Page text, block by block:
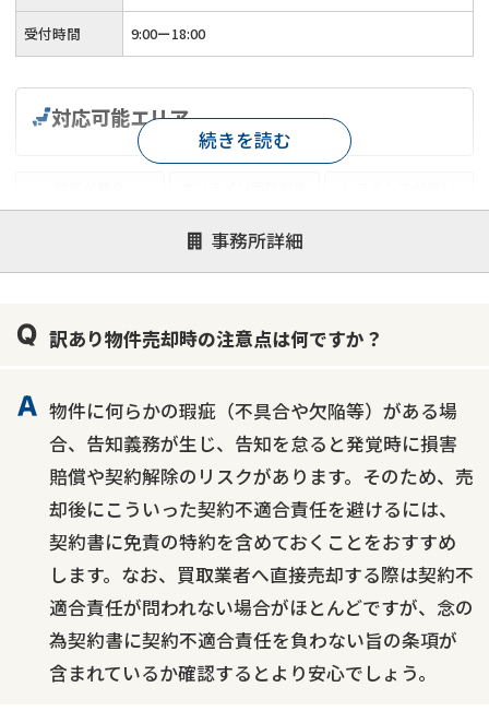
受付時間 9:00ー18:00
事務所詳細
対応可能エリア
続きを読む
訳あり物件売却時の注意点は何ですか？
物件に何らかの瑕疵（不具合や欠陥等）がある場
合、告知義務が生じ、告知を怠ると発覚時に損害
賠償や契約解除のリスクがあります。そのため、売
却後にこういった契約不適合責任を避けるには、
契約書に免責の特約を含めておくことをおすすめ
します。なお、買取業者へ直接売却する際は契約不
適合責任が問われない場合がほとんどですが、念の
為契約書に契約不適合責任を負わない旨の条項が
含まれているか確認するとより安心でしょう。